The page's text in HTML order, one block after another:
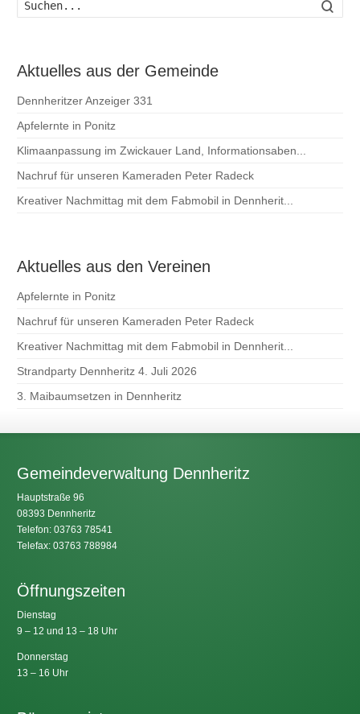
Aktuelles aus der Gemeinde
Dennheritzer Anzeiger 331
Apfelernte in Ponitz
Klimaanpassung im Zwickauer Land, Informationsaben...
Nachruf für unseren Kameraden Peter Radeck
Kreativer Nachmittag mit dem Fabmobil in Dennherit...
Aktuelles aus den Vereinen
Apfelernte in Ponitz
Nachruf für unseren Kameraden Peter Radeck
Kreativer Nachmittag mit dem Fabmobil in Dennherit...
Strandparty Dennheritz 4. Juli 2026
3. Maibaumsetzen in Dennheritz
Gemeindeverwaltung Dennheritz
Hauptstraße 96
08393 Dennheritz
Telefon: 03763 78541
Telefax: 03763 788984
Öffnungszeiten
Dienstag
9 – 12 und 13 – 18 Uhr
Donnerstag
13 – 16 Uhr